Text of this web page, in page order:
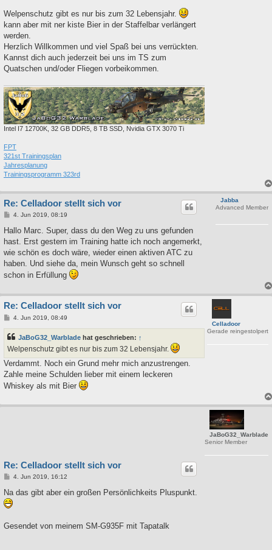
a
g
Welpenschutz gibt es nur bis zum 32 Lebensjahr.
kann aber mit ner kiste Bier in der Staffelbar verlängert
werden.
Herzlich Willkommen und viel Spaß bei uns verrückten.
Kannst dich auch jederzeit bei uns im TS zum
Quatschen und/oder Fliegen vorbeikommen.
Intel I7 12700K, 32 GB DDR5, 8 TB SSD, Nvidia GTX 3070 Ti
FPT
321st Trainingsplan
Jahresplanung
Trainingsprogramm 323rd
Jabba
Advanced Member
Re: Celladoor stellt sich vor
B
i
r
a
4. Jun 2019, 08:19
Hallo Marc. Super, dass du den Weg zu uns gefunden
hast. Erst gestern im Training hatte ich noch angemerkt,
wie schön es doch wäre, wieder einen aktiven ATC zu
haben. Und siehe da, mein Wunsch geht so schnell
schon in Erfüllung
Celladoor
Gerade reingestolpert
Re: Celladoor stellt sich vor
B
t
r
a
g
4. Jun 2019, 08:49
JaBoG32_Warblade hat geschrieben: ↑
Welpenschutz gibt es nur bis zum 32 Lebensjahr.
Verdammt. Noch ein Grund mehr mich anzustrengen.
Zahle meine Schulden lieber mit einem leckeren
Whiskey als mit Bier
JaBoG32_Warblade
Senior Member
Re: Celladoor stellt sich vor
B
i
t
r
4. Jun 2019, 16:12
Na das gibt aber ein großen Persönlichkeits Pluspunkt.
Gesendet von meinem SM-G935F mit Tapatalk